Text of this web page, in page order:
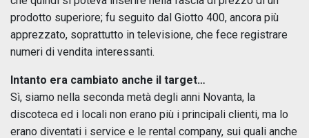
prodotto superiore; fu seguito dal Giotto 400, ancora più
apprezzato, soprattutto in televisione, che fece registrare
numeri di vendita interessanti.
Intanto era cambiato anche il target…
Sì, siamo nella seconda metà degli anni Novanta, la
discoteca ed i locali non erano più i principali clienti, ma lo
erano diventati i service e le rental company, sui quali anche